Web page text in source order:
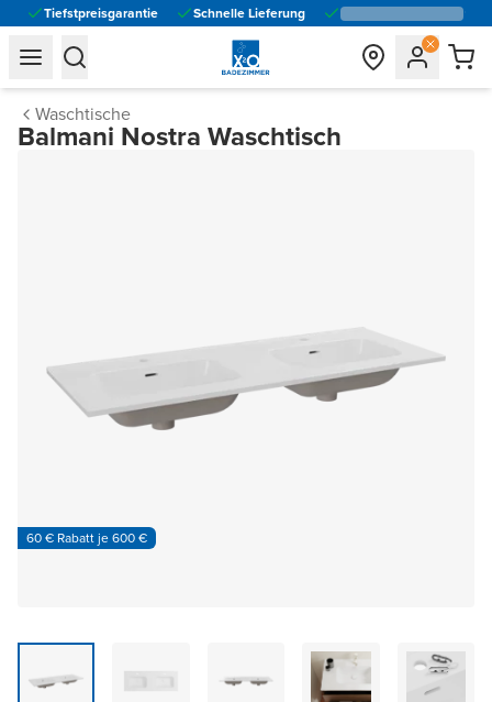
Tiefstpreisgarantie Schnelle Lieferung
general.navigation.toggle_menu.label
general.navigation.toggle_menu.label
Waschtische
Balmani Nostra Waschtisch
60 € Rabatt je 600 €